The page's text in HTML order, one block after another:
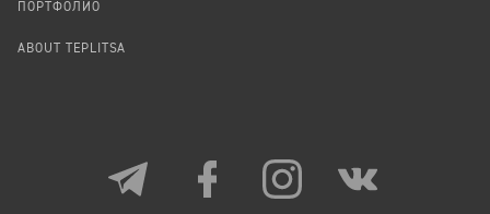
ПОРТФОЛИО
ABOUT TEPLITSA